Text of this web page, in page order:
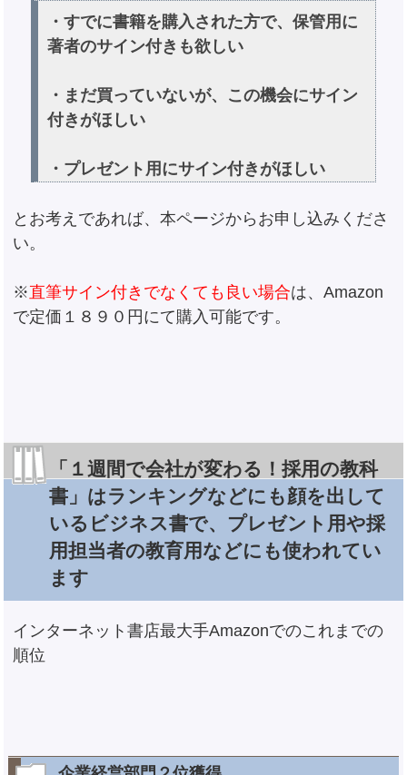
・すでに書籍を購入された方で、保管用に
著者のサイン付きも欲しい
・まだ買っていないが、この機会にサイン
付きがほしい
・プレゼント用にサイン付きがほしい
とお考えであれば、本ページからお申し込みくださ
い。
※直筆サイン付きでなくても良い場合は、Amazon
で定価１８９０円にて購入可能です。
「１週間で会社が変わる！採用の教科
書」はランキングなどにも顔を出して
いるビジネス書で、プレゼント用や採
用担当者の教育用などにも使われてい
ます
インターネット書店最大手Amazonでのこれまでの
順位